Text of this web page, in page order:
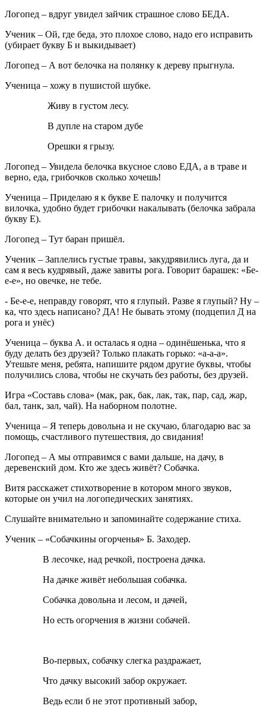
Логопед – вдруг увидел зайчик страшное слово БЕДА.
Ученик – Ой, где беда, это плохое слово, надо его исправить
(убирает букву Б и выкидывает)
Логопед – А вот белочка на полянку к дереву прыгнула.
Ученица – хожу в пушистой шубке.
Живу в густом лесу.
В дупле на старом дубе
Орешки я грызу.
Логопед – Увидела белочка вкусное слово ЕДА, а в траве и
верно, еда, грибочков сколько хочешь!
Ученица – Приделаю я к букве Е палочку и получится
вилочка, удобно будет грибочки накалывать (белочка забрала
букву Е).
Логопед – Тут баран пришёл.
Ученик – Заплелись густые травы, закудрявились луга, да и
сам я весь кудрявый, даже завиты рога. Говорит барашек: «Бе-
е-е», но овечке, не тебе.
- Бе-е-е, неправду говорят, что я глупый. Разве я глупый? Ну –
ка, что здесь написано? ДА! Не бывать этому (подцепил Д на
рога и унёс)
Ученица – буква А. и осталась я одна – одинёшенька, что я
буду делать без друзей? Только плакать горько: «а-а-а».
Утешьте меня, ребята, напишите рядом другие буквы, чтобы
получились слова, чтобы не скучать без работы, без друзей.
Игра «Составь слова» (мак, рак, бак, лак, так, пар, сад, жар,
бал, танк, зал, чай). На наборном полотне.
Ученица – Я теперь довольна и не скучаю, благодарю вас за
помощь, счастливого путешествия, до свидания!
Логопед – А мы отправимся с вами дальше, на дачу, в
деревенский дом. Кто же здесь живёт? Собачка.
Витя расскажет стихотворение в котором много звуков,
которые он учил на логопедических занятиях.
Слушайте внимательно и запоминайте содержание стиха.
Ученик – «Собачкины огорченья» Б. Заходер.
В лесочке, над речкой, построена дачка.
На дачке живёт небольшая собачка.
Собачка довольна и лесом, и дачей,
Но есть огорчения в жизни собачей.
Во-первых, собачку слегка раздражает,
Что дачку высокий забор окружает.
Ведь если б не этот противный забор,